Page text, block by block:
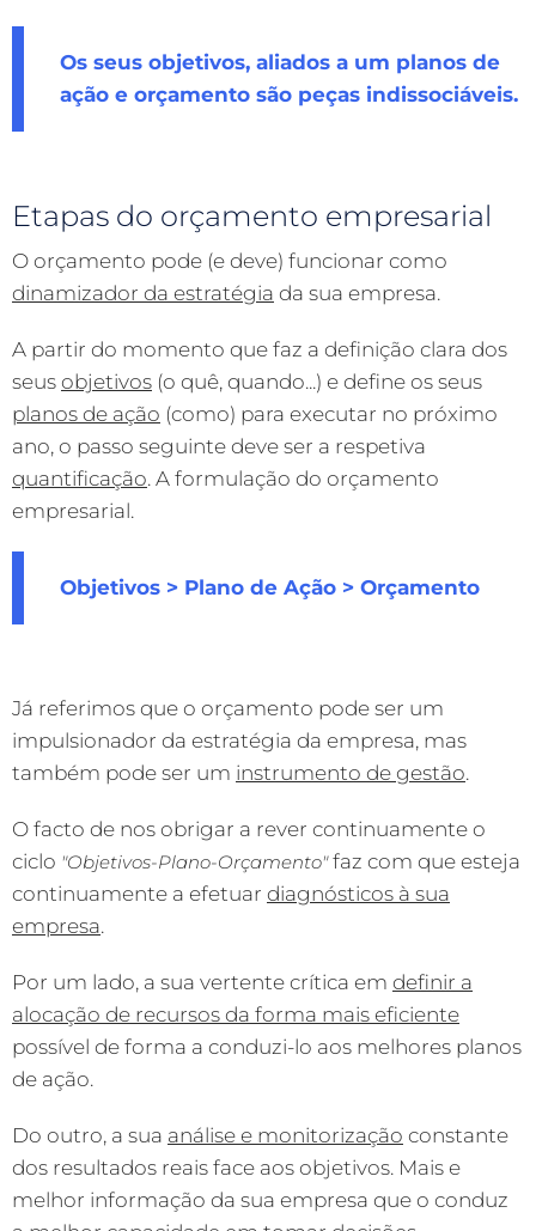
Os seus objetivos, aliados a um planos de
ação e orçamento são peças indissociáveis.
Etapas do orçamento empresarial
O orçamento pode (e deve) funcionar como
dinamizador da estratégia da sua empresa.
A partir do momento que faz a definição clara dos
seus objetivos (o quê, quando...) e define os seus
planos de ação (como) para executar no próximo
ano, o passo seguinte deve ser a respetiva
quantificação. A formulação do orçamento
empresarial.
Objetivos > Plano de Ação > Orçamento
Já referimos que o orçamento pode ser um
impulsionador da estratégia da empresa, mas
também pode ser um instrumento de gestão.
O facto de nos obrigar a rever continuamente o
ciclo "Objetivos-Plano-Orçamento"faz com que esteja
continuamente a efetuar diagnósticos à sua
empresa.
Por um lado, a sua vertente crítica em definir a
alocação de recursos da forma mais eficiente
possível de forma a conduzi-lo aos melhores planos
de ação.
Do outro, a sua análise e monitorização constante
dos resultados reais face aos objetivos. Mais e
melhor informação da sua empresa que o conduz